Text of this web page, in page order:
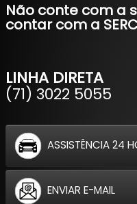
Não conte com a
contar com a
LINHA DIRETA
(71) 3022 5055
ASSISTÊNCIA 24
ENVIAR E-MAIL